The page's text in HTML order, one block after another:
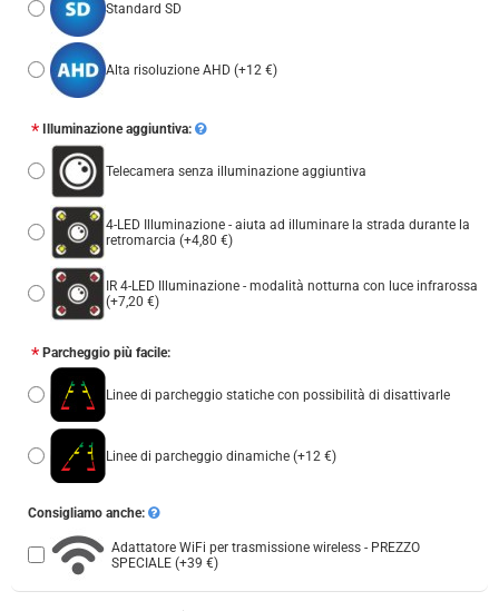
Standard SD
Alta risoluzione AHD (+12 €)
Illuminazione aggiuntiva:
Telecamera senza illuminazione aggiuntiva
4-LED Illuminazione - aiuta ad illuminare la strada durante la
retromarcia (+4,80 €)
IR 4-LED Illuminazione - modalità notturna con luce infrarossa
(+7,20 €)
Parcheggio più facile:
Linee di parcheggio statiche con possibilità di disattivarle
Linee di parcheggio dinamiche (+12 €)
Consigliamo anche:
Adattatore WiFi per trasmissione wireless - PREZZO
SPECIALE (+39 €)